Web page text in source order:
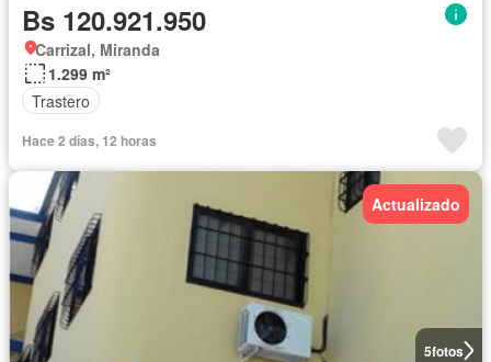
Bs 120.921.950
Carrizal, Miranda
1.299 m²
Trastero
Hace 2 días, 12 horas
5fotos
Actualizado